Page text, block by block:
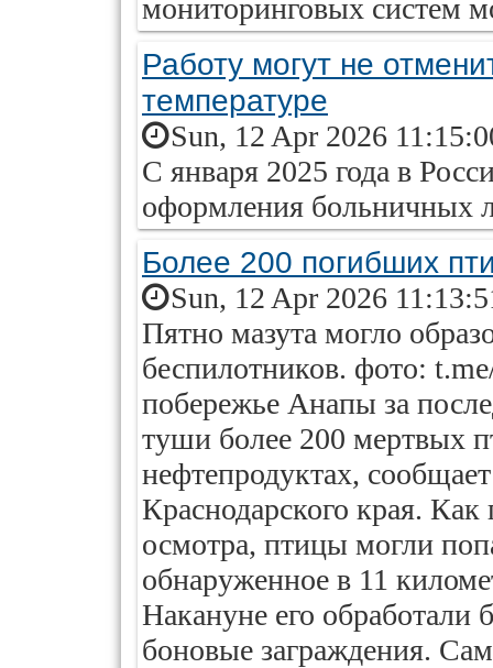
мониторинговых систем
Работу могут не
температуре
Sun, 12 Apr 2026
С января 2025 года в
оформления больничных
Более 200 погибших
Sun, 12 Apr 2026
Пятно мазута могло
беспилотников. фото:
побережье Анапы за
туши более 200 мертвых
нефтепродуктах,
Краснодарского края.
осмотра, птицы могли
обнаруженное в 11
Накануне его обработали
боновые заграждения.